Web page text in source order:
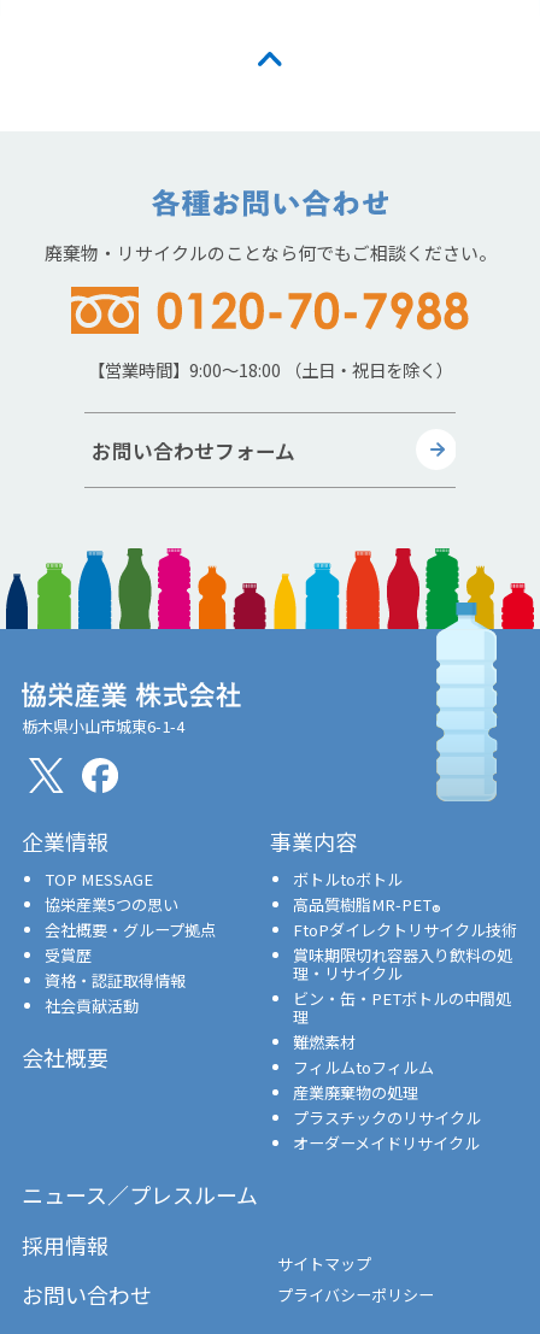
廃棄物・リサイクルのことなら何でもご相談ください。
【営業時間】9:00～18:00 （土日・祝日を除く）
お問い合わせフォーム
栃木県小山市城東6-1-4
企業情報
TOP MESSAGE
協栄産業5つの思い
会社概要・グループ拠点
受賞歴
資格・認証取得情報
社会貢献活動
会社概要
事業内容
ボトルtoボトル
高品質樹脂MR-PET®
FtoPダイレクトリサイクル技術
賞味期限切れ容器入り飲料の処
理・リサイクル
ビン・缶・PETボトルの中間処
理
難燃素材
フィルムtoフィルム
産業廃棄物の処理
プラスチックのリサイクル
オーダーメイドリサイクル
ニュース／プレスルーム
採用情報
お問い合わせ
サイトマップ
プライバシーポリシー